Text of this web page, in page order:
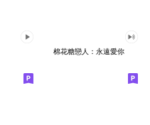
棉花糖戀人：永遠愛你